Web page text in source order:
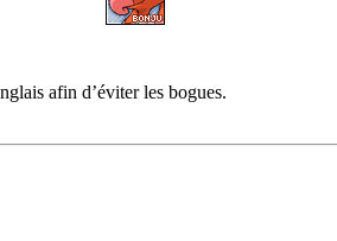
afin d’éviter les bogues.